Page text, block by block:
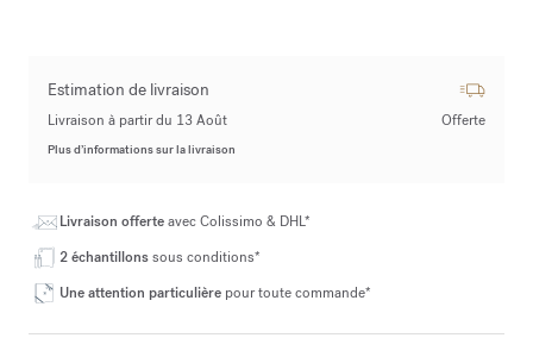
Estimation de livraison
Livraison à partir du 13 Août Offerte
Plus d’informations sur la livraison
Livraison offerteavec Colissimo & DHL*
2 échantillonssous conditions*
Une attention particulière pour toute commande*